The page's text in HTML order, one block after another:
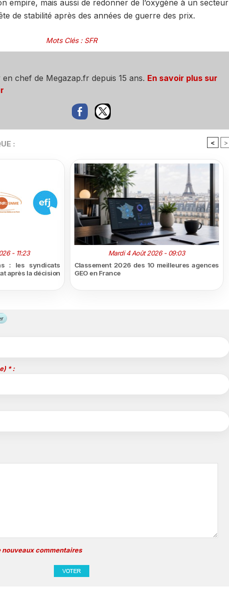
empire, mais aussi de redonner de l’oxygène à un secteur
de stabilité après des années de guerre des prix.
Mots Clés: SFR
en chef de Megazap.fr depuis 15 ans. En savoir plus sur
: < >
- 11:23
: les syndicats
après la décision
Mardi 4 Août 2026 - 09:03
Classement 2026 des 10 meilleures agences
GEO en France
* :
commentaires